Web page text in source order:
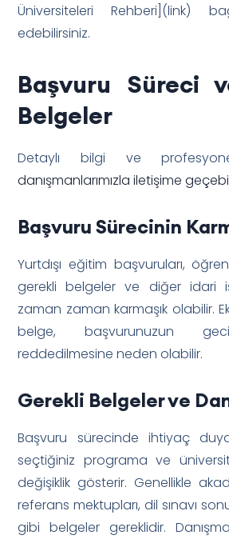
Üniversiteleri Rehberi](link)
edebilirsiniz.
Başvuru Süreci
Belgeler
Detaylı bilgi ve
danışmanlarımızla iletişime
Başvuru Sürecinin
Yurtdışı eğitim başvuruları,
gerekli belgeler ve diğer idari
zaman zaman karmaşık olabilir.
belge, başvurunuzun
reddedilmesine neden olabilir.
Gerekli Belgeler ve
Başvuru sürecinde ihtiyaç
seçtiğiniz programa ve
değişiklik gösterir. Genellikle
referans mektupları, dil sınavı
gibi belgeler gereklidir.